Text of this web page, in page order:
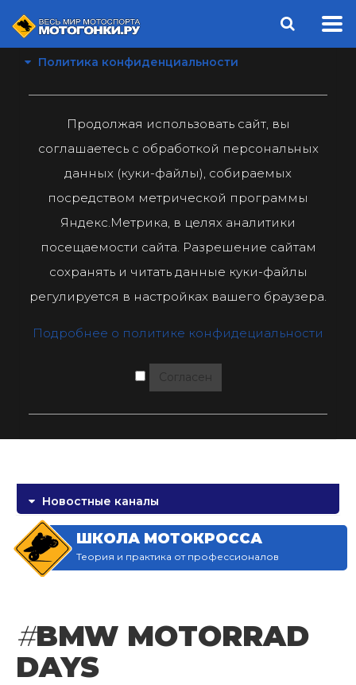
Политика конфиденциальности
Продолжая использовать сайт, вы
соглашаетесь с обработкой персональных
данных (куки-файлы), собираемых
посредством метрической программы
Яндекс.Метрика, в целях аналитики
посещаемости сайта. Разрешение сайтам
сохранять и читать данные куки-файлы
регулируется в настройках вашего браузера.
Подробнее о политике конфидециальности
Согласен
Новостные каналы
ШКОЛА МОТОКРОССА
Теория и практика от профессионалов
#BMW MOTORRAD
DAYS